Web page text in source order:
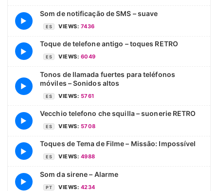
▶
Som de notificação de SMS – suave
ES VIEWS: 7436
▶
Toque de telefone antigo – toques RETRO
ES VIEWS: 6049
▶
Tonos de llamada fuertes para teléfonos
móviles – Sonidos altos
ES VIEWS: 5761
▶
Vecchio telefono che squilla – suonerie RETRO
ES VIEWS: 5708
▶
Toques de Tema de Filme – Missão: Impossível
ES VIEWS: 4988
▶
Som da sirene – Alarme
PT VIEWS: 4234